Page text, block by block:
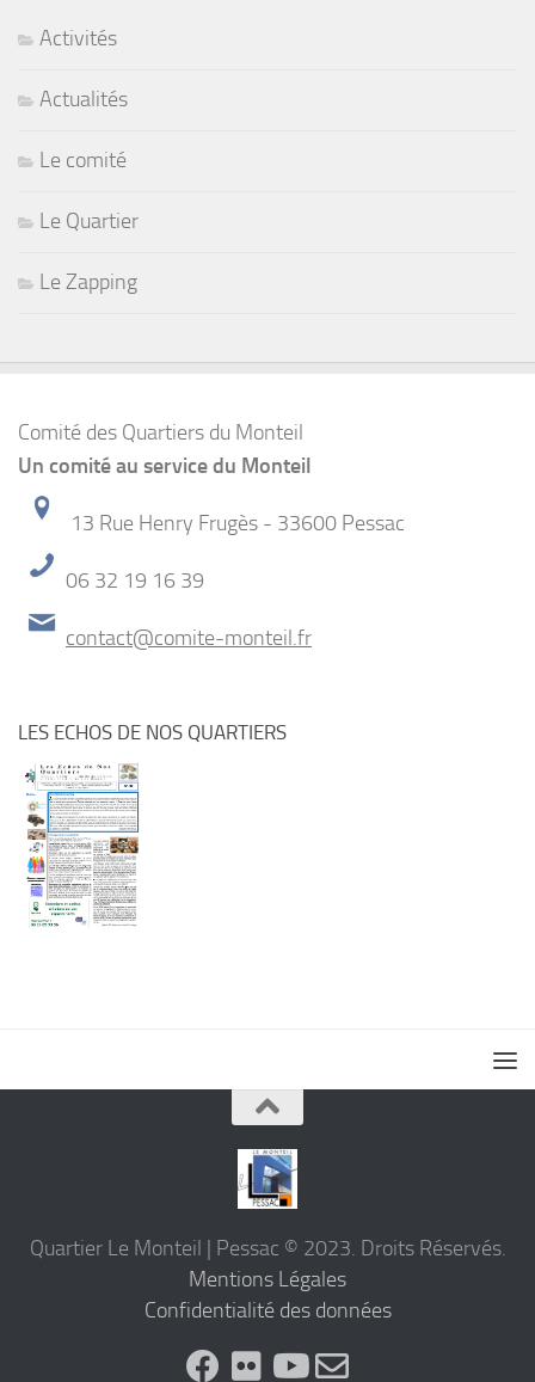
Activités
Actualités
Le comité
Le Quartier
Le Zapping
Comité des Quartiers du Monteil
Un comité au service du Monteil
13 Rue Henry Frugès - 33600 Pessac
06 32 19 16 39
contact@comite-monteil.fr
LES ECHOS DE NOS QUARTIERS
Quartier Le Monteil | Pessac © 2023. Droits Réservés.
Mentions Légales
Confidentialité des données